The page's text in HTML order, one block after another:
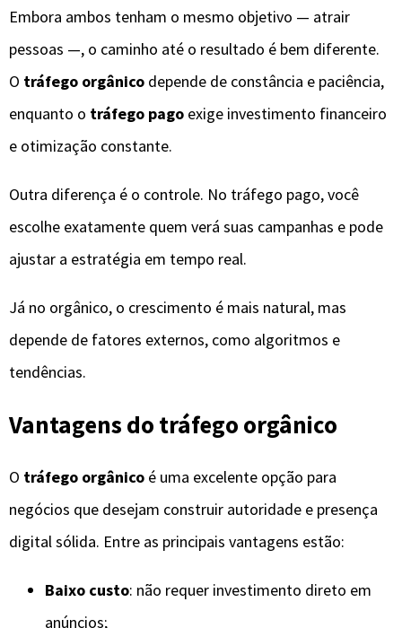
Embora ambos tenham o mesmo objetivo — atrair
pessoas —, o caminho até o resultado é bem diferente.
O tráfego orgânico depende de constância e paciência,
enquanto o tráfego pago exige investimento financeiro
e otimização constante.
Outra diferença é o controle. No tráfego pago, você
escolhe exatamente quem verá suas campanhas e pode
ajustar a estratégia em tempo real.
Já no orgânico, o crescimento é mais natural, mas
depende de fatores externos, como algoritmos e
tendências.
Vantagens do tráfego orgânico
O tráfego orgânico é uma excelente opção para
negócios que desejam construir autoridade e presença
digital sólida. Entre as principais vantagens estão:
Baixo custo: não requer investimento direto em
anúncios;